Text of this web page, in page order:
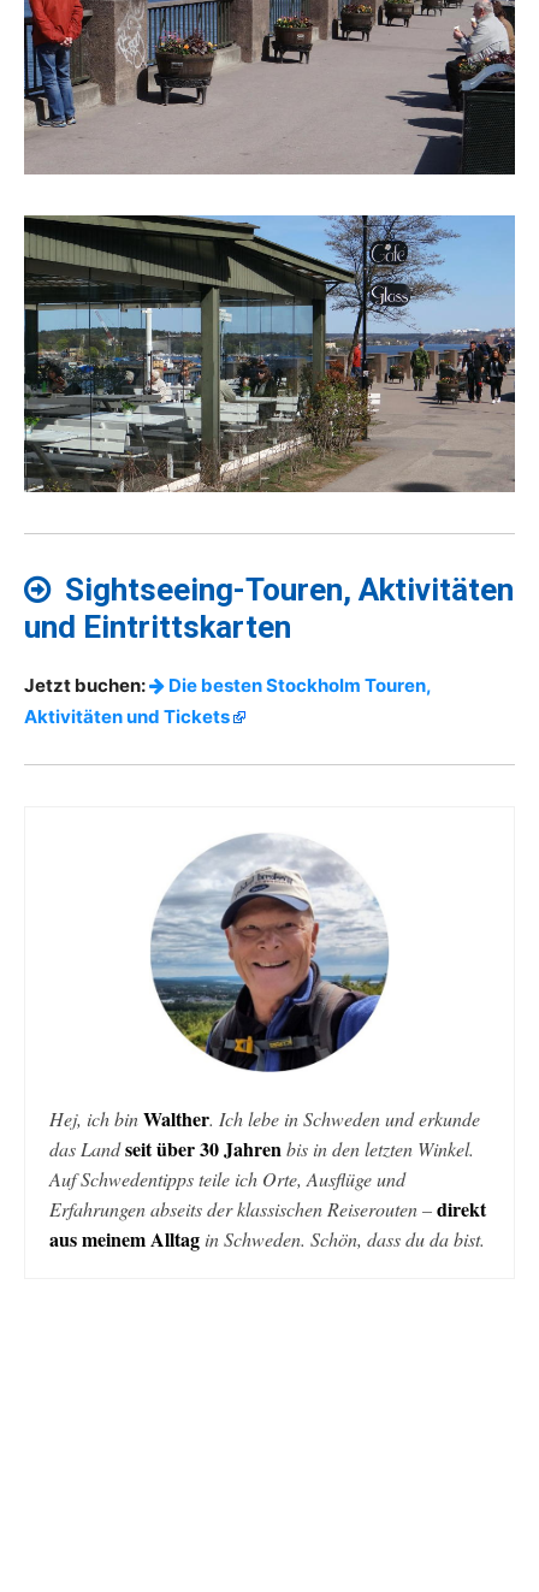
Sightseeing-Touren, Aktivitäten
und Eintrittskarten
Jetzt buchen:
Die besten Stockholm Touren,
Aktivitäten und Tickets
Hej, ich binWalther. Ich lebe in Schweden und erkunde
das Landseit über 30 Jahrenbis in den letzten Winkel.
Auf Schwedentipps teile ich Orte, Ausflüge und
Erfahrungen abseits der klassischen Reiserouten –direkt
aus meinem Alltag in Schweden. Schön, dass du da bist.